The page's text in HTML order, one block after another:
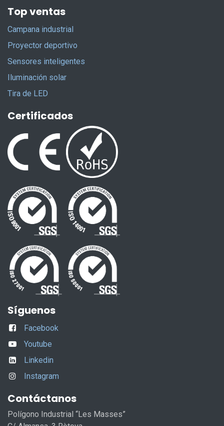
Top ventas
Campana industrial
Proyector deportivo
Sensores inteligentes
Iluminación solar
Tira de LED
Certificados
Síguenos
Facebook
Youtube
Linkedin
Instagram
Contáctanos
Polígono Industrial “Les Masses”